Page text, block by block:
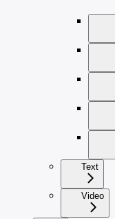
Text
Video